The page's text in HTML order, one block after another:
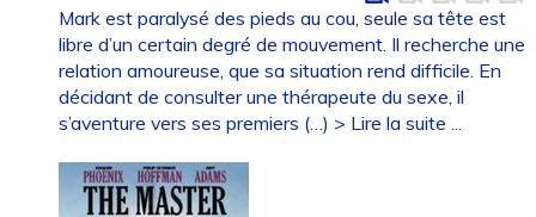
Mark est paralysé des pieds au cou, seule sa tête est
libre d’un certain degré de mouvement. Il recherche une
relation amoureuse, que sa situation rend difficile. En
décidant de consulter une thérapeute du sexe, il
s’aventure vers ses premiers (…) > Lire la suite ...